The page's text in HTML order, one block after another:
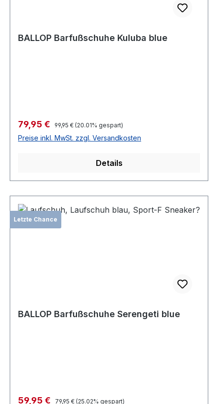
BALLOP Barfußschuhe Kuluba blue
Verkaufspreis:
79,95 € Regulärer Preis:
99,95 € (20.01% gespart)
Preise inkl. MwSt. zzgl. Versandkosten
Details
Letzte Chance
BALLOP Barfußschuhe Serengeti blue
Verkaufspreis:
59,95 € Regulärer Preis:
79,95 € (25.02% gespart)